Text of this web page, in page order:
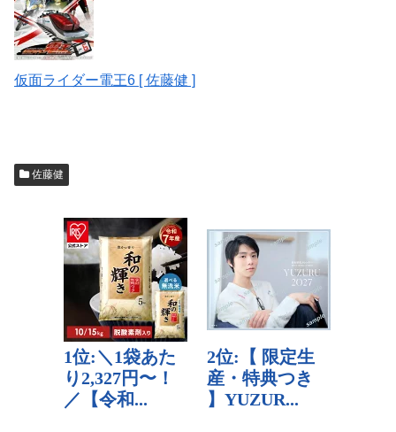
仮面ライダー電王6 [ 佐藤健 ]
佐藤健